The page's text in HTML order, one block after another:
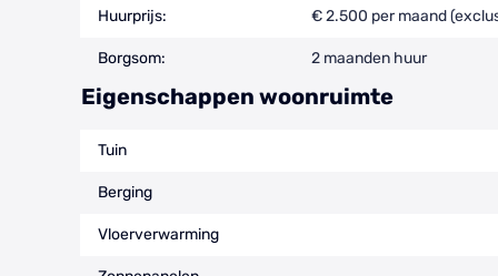
Huurprijs: € 2.500 per maand
Borgsom: 2 maanden huur
Eigenschappen woonruimte
Tuin
Berging
Vloerverwarming